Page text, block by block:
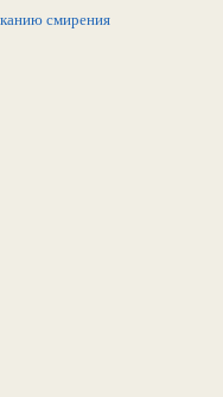
смирения